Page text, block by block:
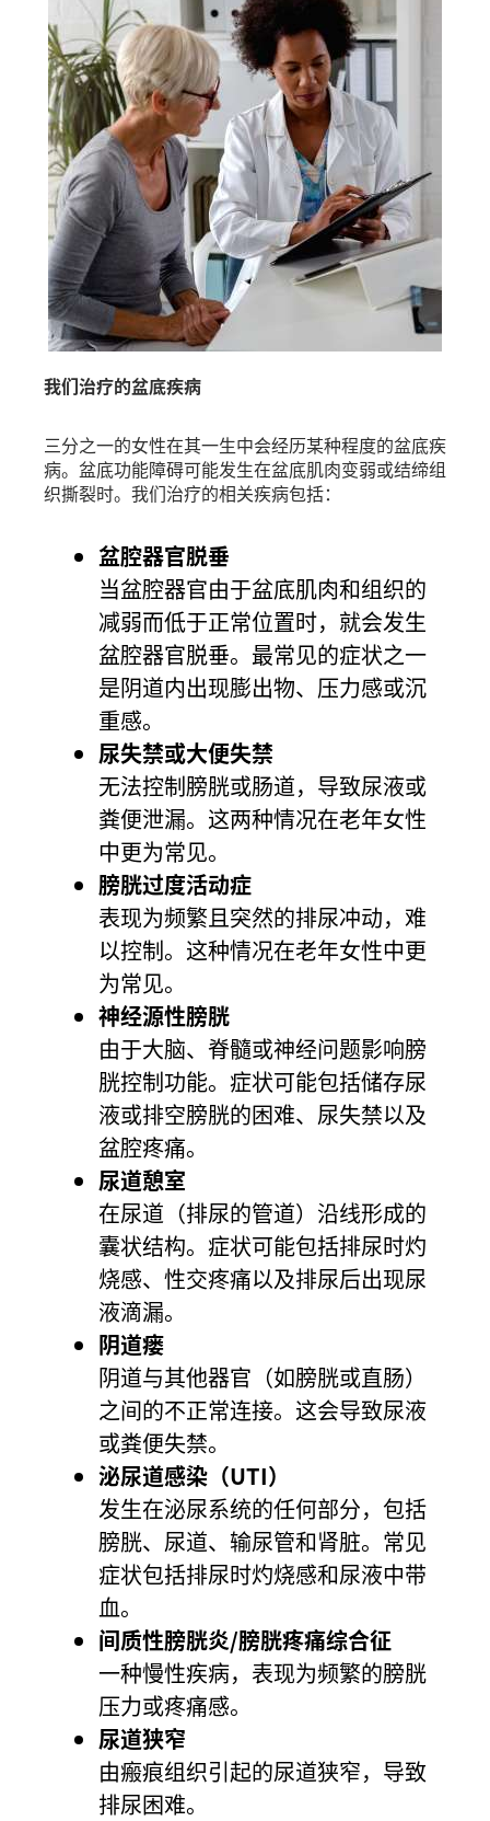
我们治疗的盆底疾病
三分之一的女性在其一生中会经历某种程度的盆底疾
病。盆底功能障碍可能发生在盆底肌肉变弱或结缔组
织撕裂时。我们治疗的相关疾病包括：
盆腔器官脱垂
当盆腔器官由于盆底肌肉和组织的
减弱而低于正常位置时，就会发生
盆腔器官脱垂。最常见的症状之一
是阴道内出现膨出物、压力感或沉
重感。
尿失禁或大便失禁
无法控制膀胱或肠道，导致尿液或
粪便泄漏。这两种情况在老年女性
中更为常见。
膀胱过度活动症
表现为频繁且突然的排尿冲动，难
以控制。这种情况在老年女性中更
为常见。
神经源性膀胱
由于大脑、脊髓或神经问题影响膀
胱控制功能。症状可能包括储存尿
液或排空膀胱的困难、尿失禁以及
盆腔疼痛。
尿道憩室
在尿道（排尿的管道）沿线形成的
囊状结构。症状可能包括排尿时灼
烧感、性交疼痛以及排尿后出现尿
液滴漏。
阴道瘘
阴道与其他器官（如膀胱或直肠）
之间的不正常连接。这会导致尿液
或粪便失禁。
泌尿道感染（UTI）
发生在泌尿系统的任何部分，包括
膀胱、尿道、输尿管和肾脏。常见
症状包括排尿时灼烧感和尿液中带
血。
间质性膀胱炎/膀胱疼痛综合征
一种慢性疾病，表现为频繁的膀胱
压力或疼痛感。
尿道狭窄
由瘢痕组织引起的尿道狭窄，导致
排尿困难。